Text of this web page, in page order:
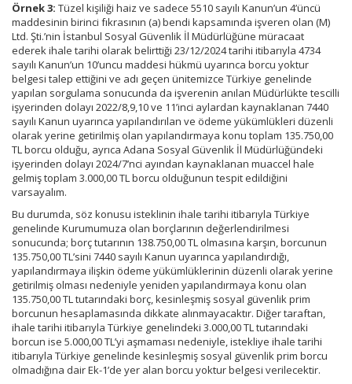
Örnek 3: Tüzel kişiliği haiz ve sadece 5510 sayılı Kanun’un 4’üncü
maddesinin birinci fıkrasının (a) bendi kapsamında işveren olan (M)
Ltd. Şti.’nin İstanbul Sosyal Güvenlik İl Müdürlüğüne müracaat
ederek ihale tarihi olarak belirttiği 23/12/2024 tarihi itibarıyla 4734
sayılı Kanun’un 10’uncu maddesi hükmü uyarınca borcu yoktur
belgesi talep ettiğini ve adı geçen ünitemizce Türkiye genelinde
yapılan sorgulama sonucunda da işverenin anılan Müdürlükte tescilli
işyerinden dolayı 2022/8,9,10 ve 11’inci aylardan kaynaklanan 7440
sayılı Kanun uyarınca yapılandırılan ve ödeme yükümlükleri düzenli
olarak yerine getirilmiş olan yapılandırmaya konu toplam 135.750,00
TL borcu olduğu, ayrıca Adana Sosyal Güvenlik İl Müdürlüğündeki
işyerinden dolayı 2024/7’nci ayından kaynaklanan muaccel hale
gelmiş toplam 3.000,00 TL borcu olduğunun tespit edildiğini
varsayalım.
Bu durumda, söz konusu isteklinin ihale tarihi itibarıyla Türkiye
genelinde Kurumumuza olan borçlarının değerlendirilmesi
sonucunda; borç tutarının 138.750,00 TL olmasına karşın, borcunun
135.750,00 TL’sini 7440 sayılı Kanun uyarınca yapılandırdığı,
yapılandırmaya ilişkin ödeme yükümlüklerinin düzenli olarak yerine
getirilmiş olması nedeniyle yeniden yapılandırmaya konu olan
135.750,00 TL tutarındaki borç, kesinleşmiş sosyal güvenlik prim
borcunun hesaplamasında dikkate alınmayacaktır. Diğer taraftan,
ihale tarihi itibarıyla Türkiye genelindeki 3.000,00 TL tutarındaki
borcun ise 5.000,00 TL’yi aşmaması nedeniyle, istekliye ihale tarihi
itibarıyla Türkiye genelinde kesinleşmiş sosyal güvenlik prim borcu
olmadığına dair Ek-1’de yer alan borcu yoktur belgesi verilecektir.